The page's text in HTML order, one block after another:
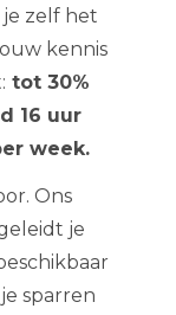
zelf het
kennis
tot 30%
16 uur
week.
Ons
je
sparren